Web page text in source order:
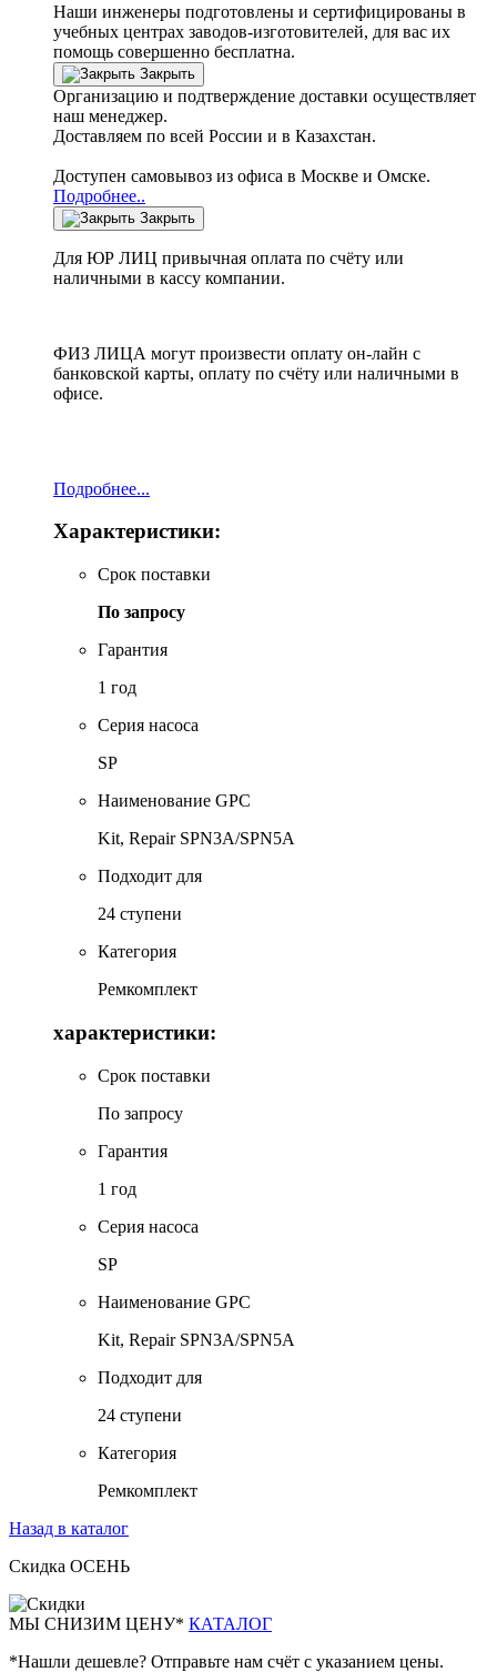
Наши инженеры подготовлены и сертифицированы в
учебных центрах заводов-изготовителей, для вас их
помощь совершенно бесплатна.
Закрыть
Организацию и подтверждение доставки осуществляет
наш менеджер.
Доставляем по всей России и в Казахстан.
Доступен самовывоз из офиса в Москве и Омске.
Подробнее..
Закрыть
Для ЮР ЛИЦ привычная оплата по счёту или
наличными в кассу компании.
ФИЗ ЛИЦА могут произвести оплату он-лайн с
банковской карты, оплату по счёту или наличными в
офисе.
Подробнее...
Характеристики:
Срок поставки
По запросу
Гарантия
1 год
Серия насоса
SP
Наименование GPC
Kit, Repair SPN3A/SPN5A
Подходит для
24 ступени
Категория
Ремкомплект
характеристики:
Срок поставки
По запросу
Гарантия
1 год
Серия насоса
SP
Наименование GPC
Kit, Repair SPN3A/SPN5A
Подходит для
24 ступени
Категория
Ремкомплект
Назад в каталог
Скидка ОСЕНЬ
МЫ СНИЗИМ ЦЕНУ* КАТАЛОГ
*Нашли дешевле? Отправьте нам счёт с указанием цены.